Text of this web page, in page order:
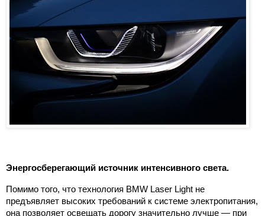
Энергосберегающий источник интенсивного света.
Помимо того, что технология BMW Laser Light не
предъявляет высоких требований к системе электропитания,
она позволяет освещать дорогу значительно лучше — при